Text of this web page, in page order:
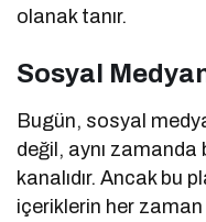
olanak tanır.
Sosyal
Bugün, sosyal
değil, aynı zamanda
kanalıdır. Ancak bu
içeriklerin her zaman